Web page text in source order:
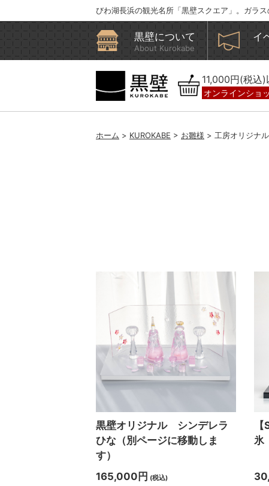
びわ湖長浜の観光名所「黒壁スクエア」。ガラ
黒壁について
About Kurokabe
イ
11,000円(税込
オンラインショ
ホーム > KUROKABE > お雛様 > 工房オリジナル
黒壁オリジナル シンデレラ
ひな（別ページに移動しま
す）
165,000円 (税込)
氷